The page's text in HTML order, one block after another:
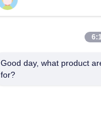
86--
ইমেইল
Good day, what product
for?